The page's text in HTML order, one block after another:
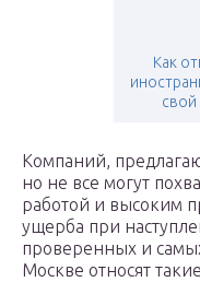
Как
свой
Компаний,
но не все могут
работой и высоким
ущерба при
проверенных и
Москве относят